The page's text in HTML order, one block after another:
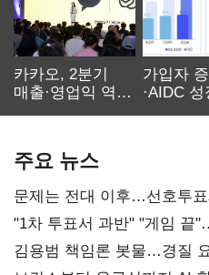
카카오, 2분기
매출·영업익 역대
가입자
·AIDC
주요 뉴스
문제는 전대 이후…선호투
불복'
"1차 투표서 과반" "게임 끝
김용범 책임론 봇물…경질